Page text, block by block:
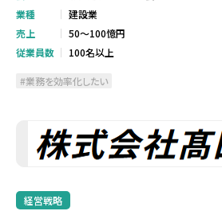
業種
建設業
売上
50～100憶円
従業員数
100名以上
業務を効率化したい
経営戦略